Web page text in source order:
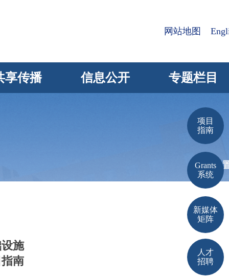
网站地图
享传播 信息公开 专题栏目
当前位
施
南
项目
指南
Grants
系统
新媒体
矩阵
人才
招聘